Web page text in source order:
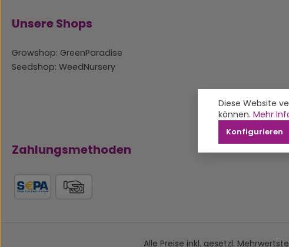
Unsere Shops
Growshop: GreenParadise
Seedshop: WeedNursery
Zahlungsmethoden
Alle Preise inkl. gesetzl.
Diese Website
können. Mehr
Konfigurieren